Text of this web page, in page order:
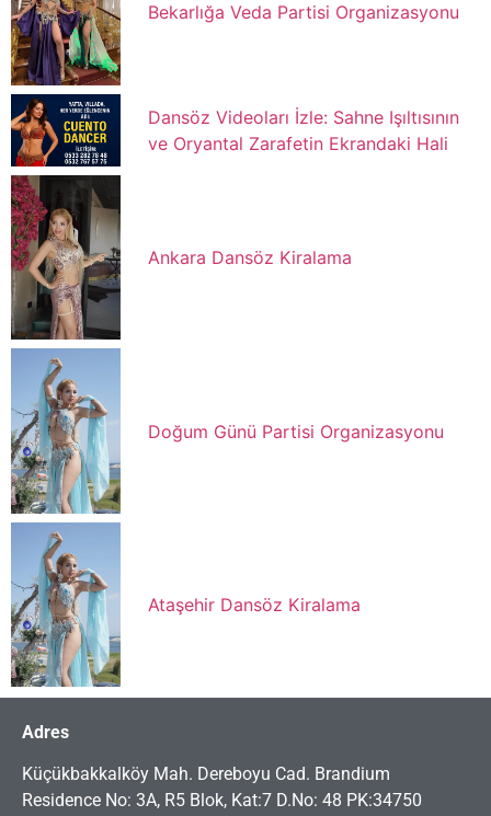
Bekarlığa Veda Partisi Organizasyonu
Dansöz Videoları İzle: Sahne Işıltısının
ve Oryantal Zarafetin Ekrandaki Hali
Ankara Dansöz Kiralama
Doğum Günü Partisi Organizasyonu
Ataşehir Dansöz Kiralama
Adres
Küçükbakkalköy Mah. Dereboyu Cad. Brandium
Residence No: 3A, R5 Blok, Kat:7 D.No: 48 PK:34750